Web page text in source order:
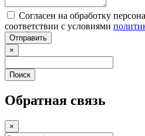
Согласен на обработку
соответствии с условиями
Отправить
×
Поиск
Обратная связь
×